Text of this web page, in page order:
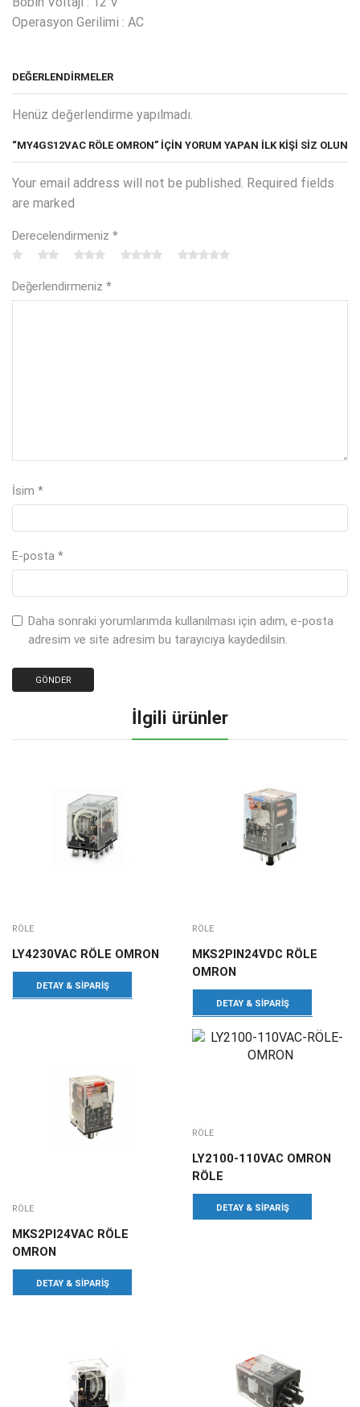
Operasyon Gerilimi : AC
DEĞERLENDIRMELER
Henüz değerlendirme yapılmadı.
“MY4GS12VAC RÖLE OMRON” IÇIN YORUM YAPAN ILK KIŞI SIZ OLUN
Your email address will not be published. Required fields
are marked
Derecelendirmeniz *
Değerlendirmeniz *
İsim *
E-posta *
Daha sonraki yorumlarımda kullanılması için adım, e-posta
adresim ve site adresim bu tarayıcıya kaydedilsin.
İlgili ürünler
RÖLE
LY4230VAC RÖLE OMRON
DETAY & SIPARIŞ
RÖLE
MKS2PIN24VDC RÖLE
OMRON
DETAY & SIPARIŞ
RÖLE
MKS2PI24VAC RÖLE
OMRON
DETAY & SIPARIŞ
RÖLE
LY2100-110VAC OMRON
RÖLE
DETAY & SIPARIŞ